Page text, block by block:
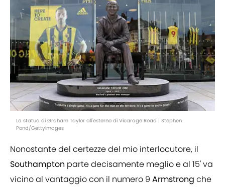
La statua di Graham Taylor all'esterno di Vicarage Road | Stephen
Pond/GettyImages
Nonostante del certezze del mio interlocutore, il
Southampton parte decisamente meglio e al 15' va
vicino al vantaggio con il numero 9 Armstrong che